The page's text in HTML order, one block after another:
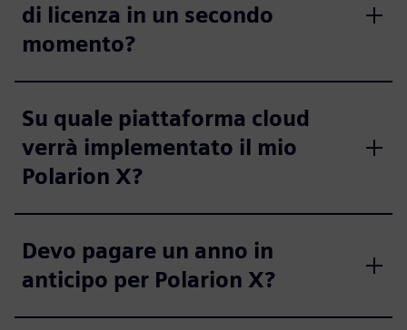
di licenza in un secondo
momento?
Su quale piattaforma cloud
verrà implementato il mio
Polarion X?
Devo pagare un anno in
anticipo per Polarion X?